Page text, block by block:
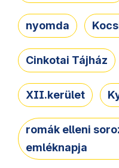
nyomda
Cinkotai Tájház
XII.kerület
romák elleni
emléknapja